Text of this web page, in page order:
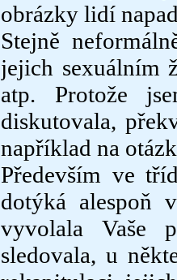
obrázky lidí
Stejně
jejich sexuál­ním
atp. Protože
diskutovala,
například na
Především ve
dotýká ale­spoň
vyvolala Vaše
sledovala, u